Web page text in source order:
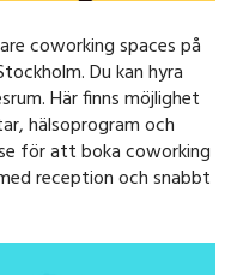
coworking spaces på
Du kan hyra
Här finns möjlighet
hälsoprogram och
för att boka coworking
reception och snabbt